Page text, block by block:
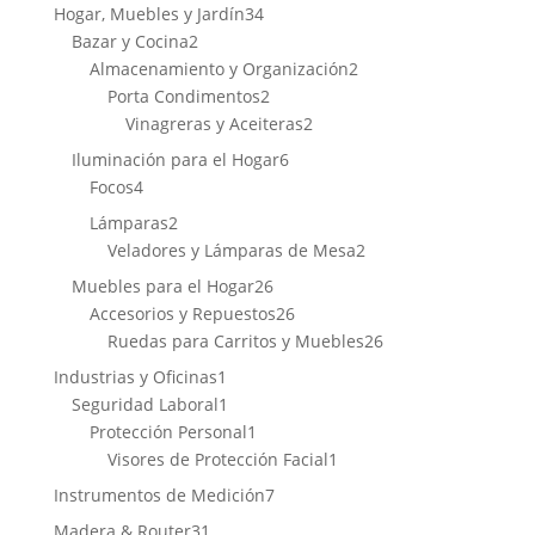
Hogar, Muebles y Jardín3434
Bazar y Cocina22
productos
Almacenamiento y Organización22
Porta Condimentos22
productos
Vinagreras y Aceiteras22
Iluminación para el Hogar66
Focos44
productos
Lámparas22
productos
Veladores y Lámparas de Mesa22
Muebles para el Hogar2626
productos
Accesorios y Repuestos2626
productos
Ruedas para Carritos y Muebles2626
Industrias y Oficinas1
Seguridad Laboral1
producto
Protección Personal1
producto
Visores de Protección Facial1
Instrumentos de Medición77
Madera & Router31